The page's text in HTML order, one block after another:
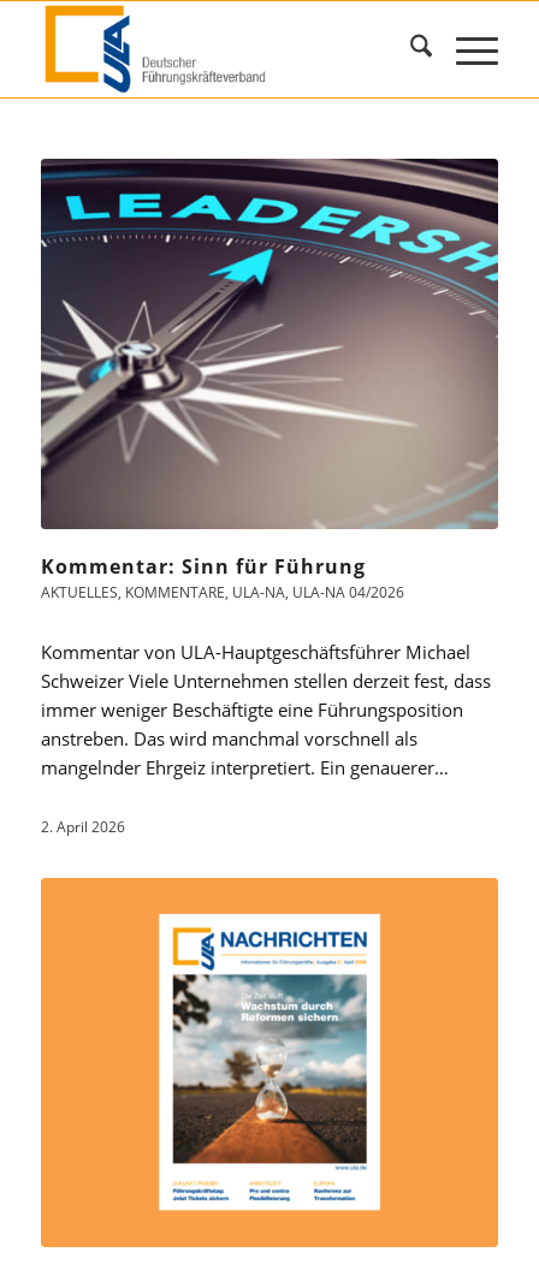
Kommentar: Sinn für Führung
AKTUELLES, KOMMENTARE, ULA-NA, ULA-NA 04/2026
Kommentar von ULA-Hauptgeschäftsführer Michael
Schweizer Viele Unternehmen stellen derzeit fest, dass
immer weniger Beschäftigte eine Führungsposition
anstreben. Das wird manchmal vorschnell als
mangelnder Ehrgeiz interpretiert. Ein genauerer…
2. April 2026